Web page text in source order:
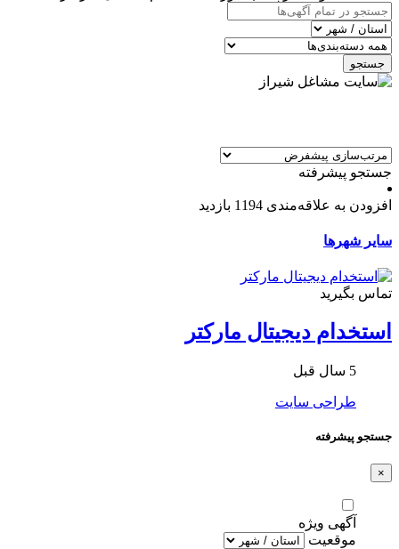
جستجو
جستجو پیشرفته
افزودن به علاقه‌مندی 1194 بازدید
سایر شهرها
تماس بگیرید
استخدام دیجیتال مارکتر
5 سال قبل
طراحی سایت
جستجو پیشرفته
×
آگهی ویژه
موقعیت